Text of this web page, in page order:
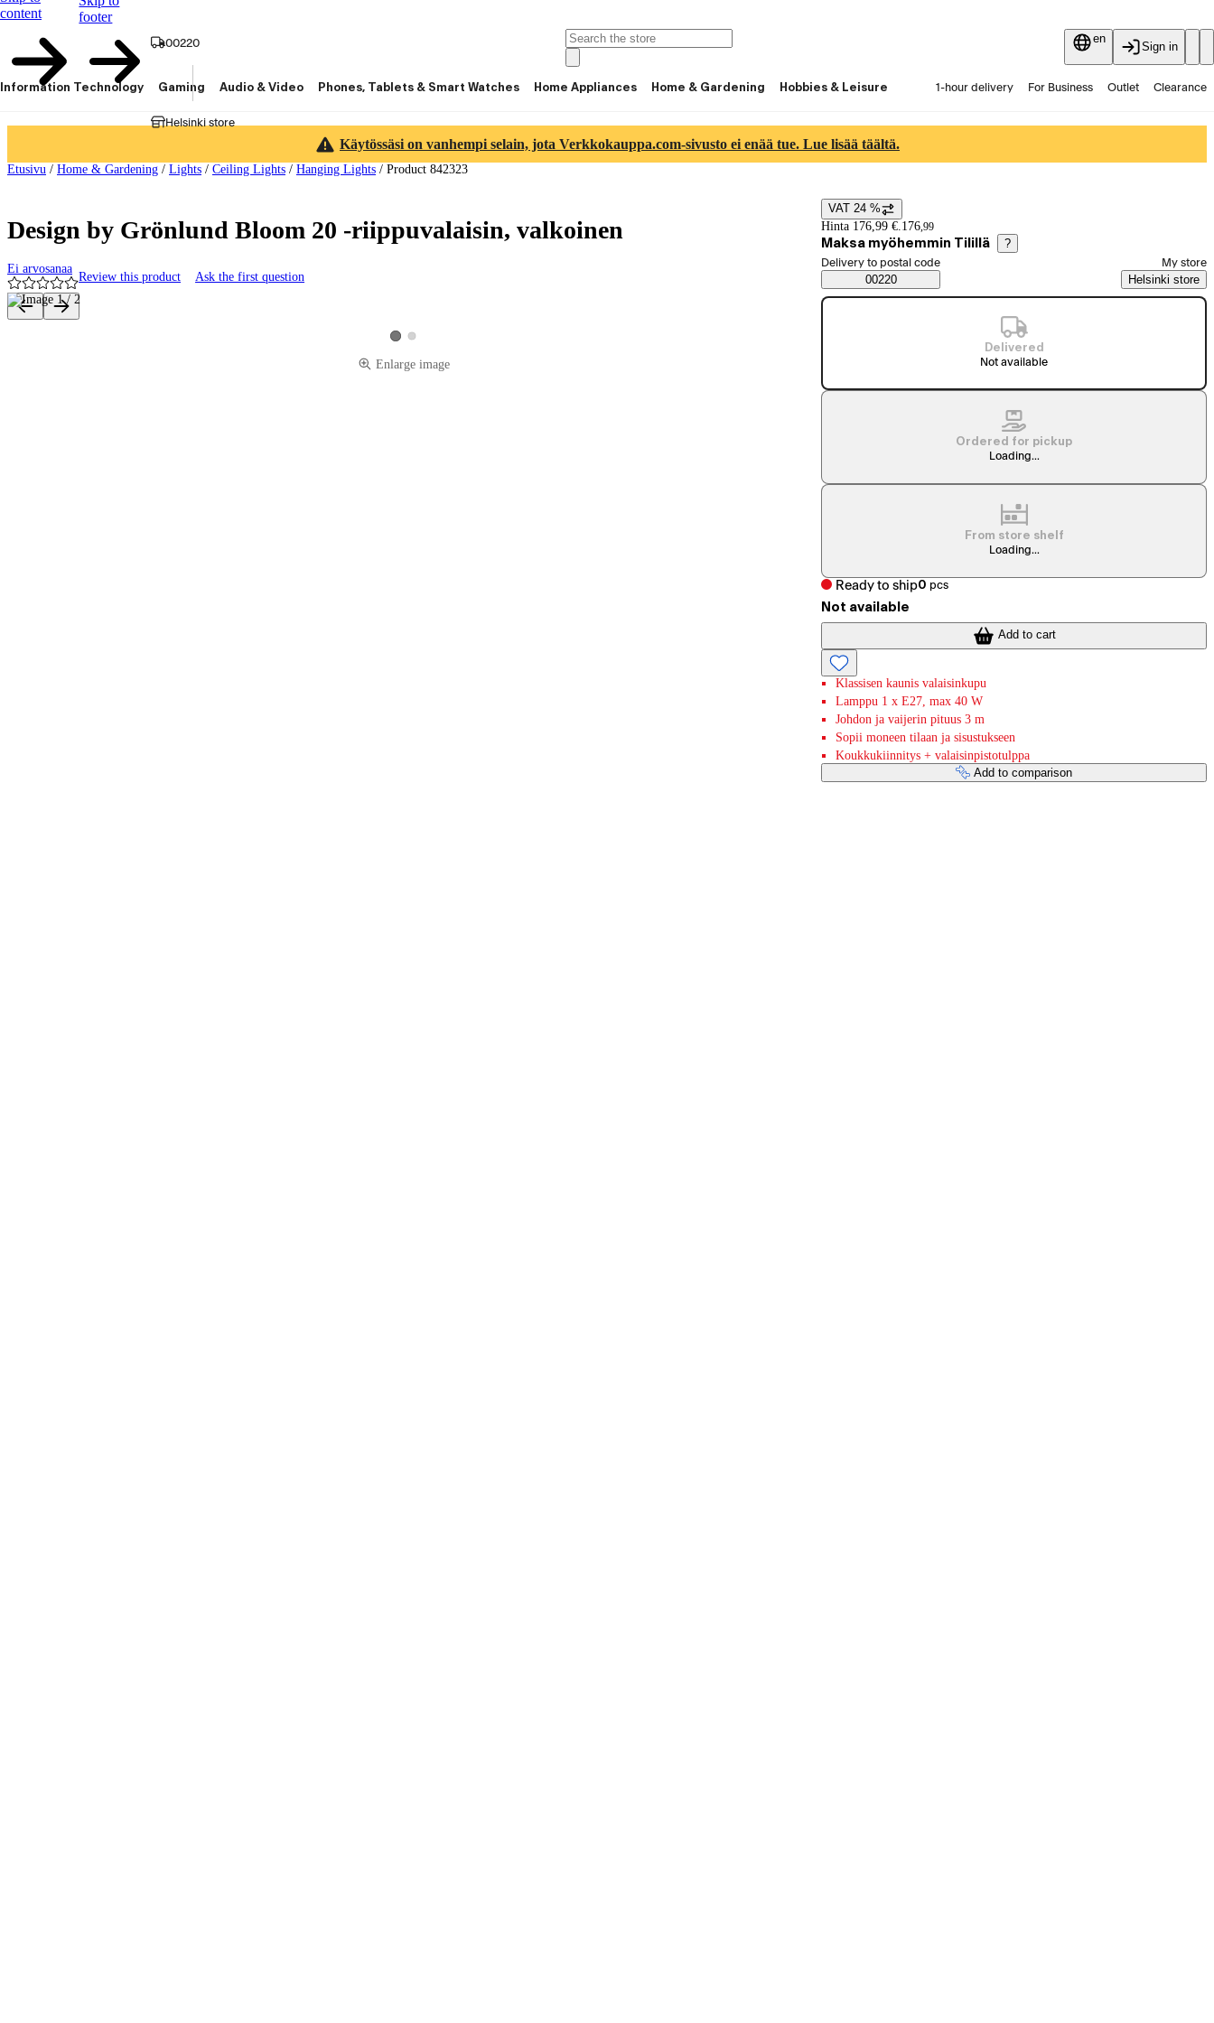
content
footer
00220
Helsinki store
en
Sign in
Information Technology Gaming Audio & Video Phones, Tablets & Smart Watches Home Appliances Home & Gardening Hobbies & Leisure 1-hour delivery For Business Outlet Clearance
Käytössäsi on vanhempi selain, jota Verkkokauppa.com-sivusto ei enää tue. Lue lisää täältä.
Etusivu / Home & Gardening / Lights / Ceiling Lights / Hanging Lights / Product 842323
Design by Grönlund Bloom 20 -riippuvalaisin, valkoinen
Ei arvosanaa
Review this product Ask the first question
Product images and videos
View product image 1
View product image 2
Enlarge image
Price details
VAT 24 %
Hinta 176,99 €. 176,99
Maksa myöhemmin Tilillä ?
Saatavuustiedot
Select order method
Delivery to postal code
00220
My store
Helsinki store
Delivered
Not available
Ordered for pickup
Loading...
From store shelf
Loading...
Ready to ship0 pcs
Not available
Add to cart
Klassisen kaunis valaisinkupu
Lamppu 1 x E27, max 40 W
Johdon ja vaijerin pituus 3 m
Sopii moneen tilaan ja sisustukseen
Koukkukiinnitys + valaisinpistotulppa
Add to comparison